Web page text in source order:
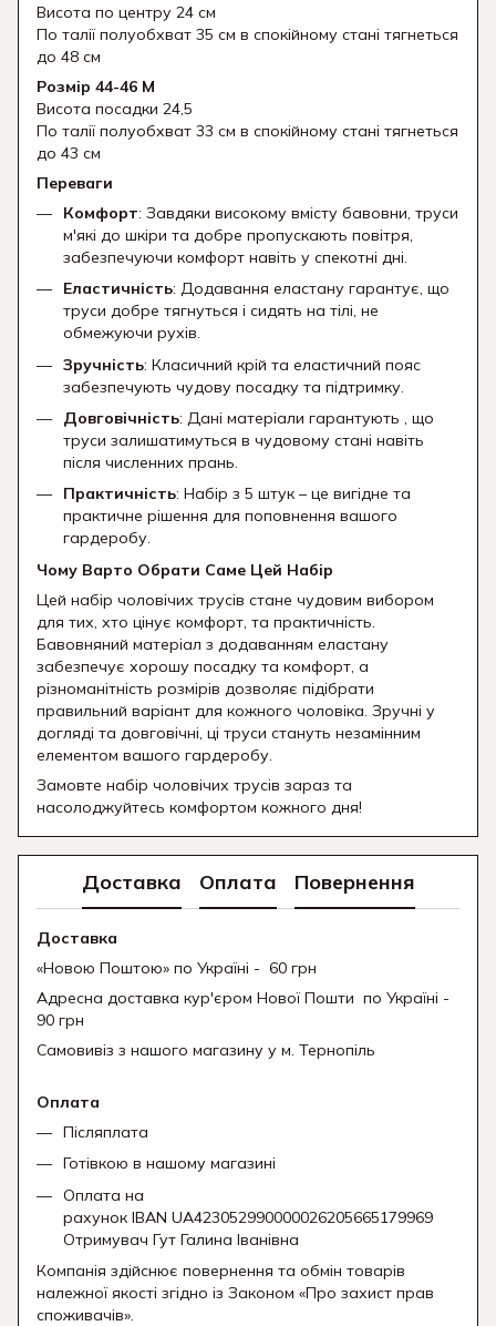
Висота по центру 24 см
По талії полуобхват 35 см в спокійному стані тягнеться
до 48 см
Розмір 44-46 М
Висота посадки 24,5
По талії полуобхват 33 см в спокійному стані тягнеться
до 43 см
Переваги
Комфорт: Завдяки високому вмісту бавовни, труси
м'які до шкіри та добре пропускають повітря,
забезпечуючи комфорт навіть у спекотні дні.
Еластичність: Додавання еластану гарантує, що
труси добре тягнуться і сидять на тілі, не
обмежуючи рухів.
Зручність: Класичний крій та еластичний пояс
забезпечують чудову посадку та підтримку.
Довговічність: Дані матеріали гарантують , що
труси залишатимуться в чудовому стані навіть
після численних прань.
Практичність: Набір з 5 штук – це вигідне та
практичне рішення для поповнення вашого
гардеробу.
Чому Варто Обрати Саме Цей Набір
Цей набір чоловічих трусів стане чудовим вибором
для тих, хто цінує комфорт, та практичність.
Бавовняний матеріал з додаванням еластану
забезпечує хорошу посадку та комфорт, а
різноманітність розмірів дозволяє підібрати
правильний варіант для кожного чоловіка. Зручні у
догляді та довговічні, ці труси стануть незамінним
елементом вашого гардеробу.
Замовте набір чоловічих трусів зараз та
насолоджуйтесь комфортом кожного дня!
Доставка Оплата Повернення
Доставка
«Новою Поштою» по Україні - 60 грн
Адресна доставка кур'єром Нової Пошти по Україні -
90 грн
Самовивіз з нашого магазину у м. Тернопіль
Оплата
Післяплата
Готівкою в нашому магазині
Оплата на
рахунок IBAN UA423052990000026205665179969
Отримувач Гут Галина Іванівна
Компанія здійснює повернення та обмін товарів
належної якості згідно із Законом «Про захист прав
споживачів».